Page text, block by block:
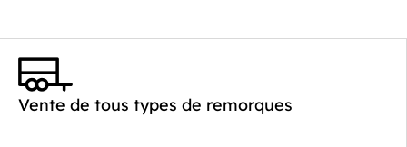
Vente de tous types de remorques